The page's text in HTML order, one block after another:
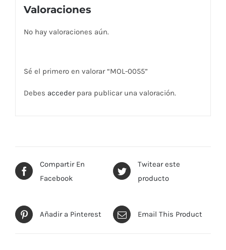
Valoraciones
No hay valoraciones aún.
Sé el primero en valorar “MOL-0055”
Debes accederpara publicar una valoración.
Compartir En
Facebook
Twitear este
producto
Añadir a Pinterest Email This Product